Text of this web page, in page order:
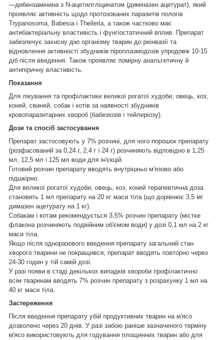
—дибензамінина з N-ацетилгліцинатом (диміназен ацетурат), який
проявляє активність щодо протозованих паразитів пологів
Trypanosoma, Babesia і Theileria, а також частково має
антибактеріальну властивість і фунгіостатичний вплив. Препарат
забезпечує захисну дію організму тварин до реінвазії та
відновлення активності збудників піроплазмодозів упродовж 10-15
діб після введення. Також проявляє помірну анальгетичну й
антипіричну властивість.
Показання
Для лікування та профілактики великої рогатої худоби, овець, коз,
коней, свиней, собак і котів за наявності збудників
кровопаразитарних хвороб (бабезіозів і тейлеріозу).
Дози та спосіб застосування
Препарат застосовують у 7% розчині, для чого порошок препарату
(розфасований за 0,24 г, 2,4 г і 24 г) розчиняють відповідно в 1,25
мл, 12,5 мл і 125 мл води для ін'єкцій.
Готовий розчин препарату вводять внутрішньо м'язово або
підшкірно.
Для великої рогатої худоби, овець, коз, коней терапевтична доза
становить 1 мл препарату на 20 кг маси тіла (що дорівнює 3,5 мг
димазен ацетурату на 1 кг).
Собакам і котам рекомендується 3,5% розчин препарату (містке
флакона розчиняють подвійним об'ємом води) у дозі 0,1 мл на 2 кг
маси тіла.
Якщо після одноразового введення препарату загальний стан
хворого тварини не покращився, препарат вводять повторно через
24-30 годин у тій самій дозі.
У разі появи в стаді декількох випадків хвороби профілактично
всім тваринам вводять 7% розчин препарату з розрахунку 1 мл на
40 кг маси тіла.
Застереження
Після введення препарату убій продуктивних тварин на м'ясо
дозволено через 20 днів. У разі забою раніше зазначеного терміну
м'ясо використовують для годування площинних тварин або для